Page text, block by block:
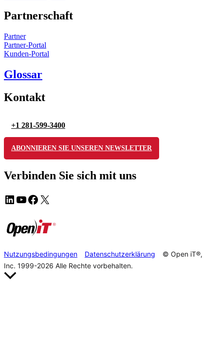
Partnerschaft
Partner
Partner-Portal
Kunden-Portal
Glossar
Kontakt
+1 281-599-3400
ABONNIEREN SIE UNSEREN NEWSLETTER
Verbinden Sie sich mit uns
Nutzungsbedingungen Datenschutzerklärung
© Open iT®,
Inc. 1999-2026 Alle Rechte vorbehalten.